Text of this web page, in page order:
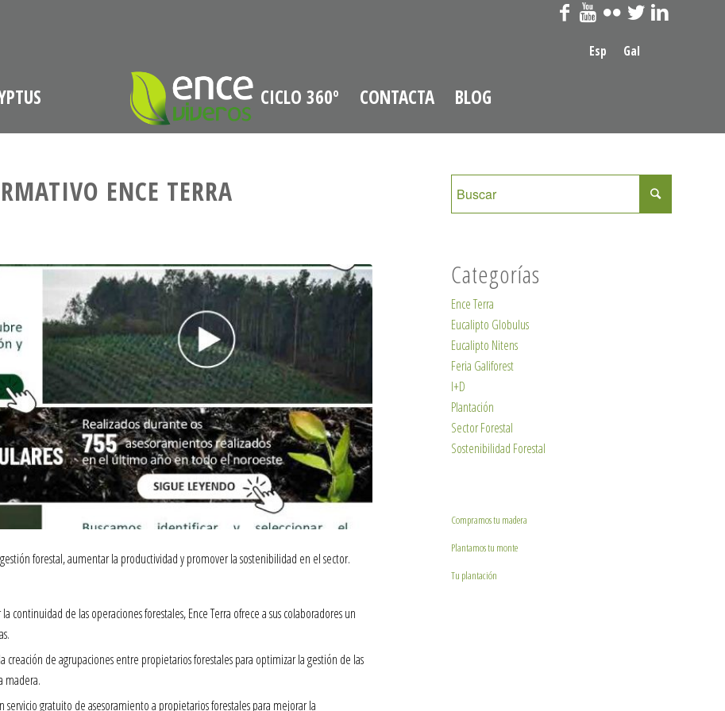
Esp Gal
CICLO 360º CONTACTA BLOG
ENCE TERRA
forestal, aumentar la productividad y promover la sostenibilidad en el sector.
la continuidad de las operaciones forestales, Ence Terra ofrece a sus colaboradores un
creación de agrupaciones entre propietarios forestales para optimizar la gestión de las
madera.
servicio gratuito de asesoramiento a propietarios forestales para mejorar la
Categorías
Ence Terra
Eucalipto Globulus
Eucalipto Nitens
Feria Galiforest
I+D
Plantación
Sector Forestal
Sostenibilidad Forestal
Compramos tu madera
Plantamos tu monte
Tu plantación